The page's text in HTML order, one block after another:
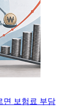
면 보험료 부담